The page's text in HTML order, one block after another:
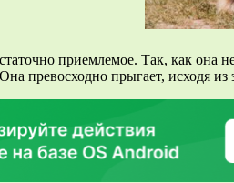
приемлемое. Так, как она
превосходно прыгает, исходя